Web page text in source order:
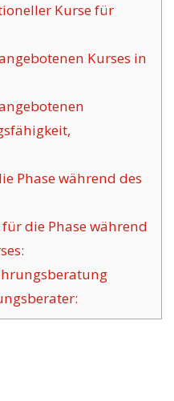
Kurse für
Kurses in
Phase während des
die Phase während